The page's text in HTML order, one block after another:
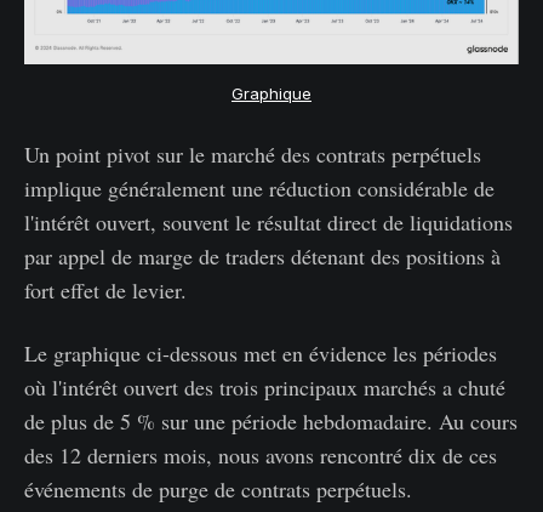
Graphique
Un point pivot sur le marché des contrats perpétuels
implique généralement une réduction considérable de
l'intérêt ouvert, souvent le résultat direct de liquidations
par appel de marge de traders détenant des positions à
fort effet de levier.
Le graphique ci-dessous met en évidence les périodes
où l'intérêt ouvert des trois principaux marchés a chuté
de plus de 5 % sur une période hebdomadaire. Au cours
des 12 derniers mois, nous avons rencontré dix de ces
événements de purge de contrats perpétuels.